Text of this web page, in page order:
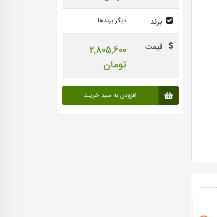
برند دیگر برندها
قیمت
2,805,600
تومان
افزودن به سبد خریـد